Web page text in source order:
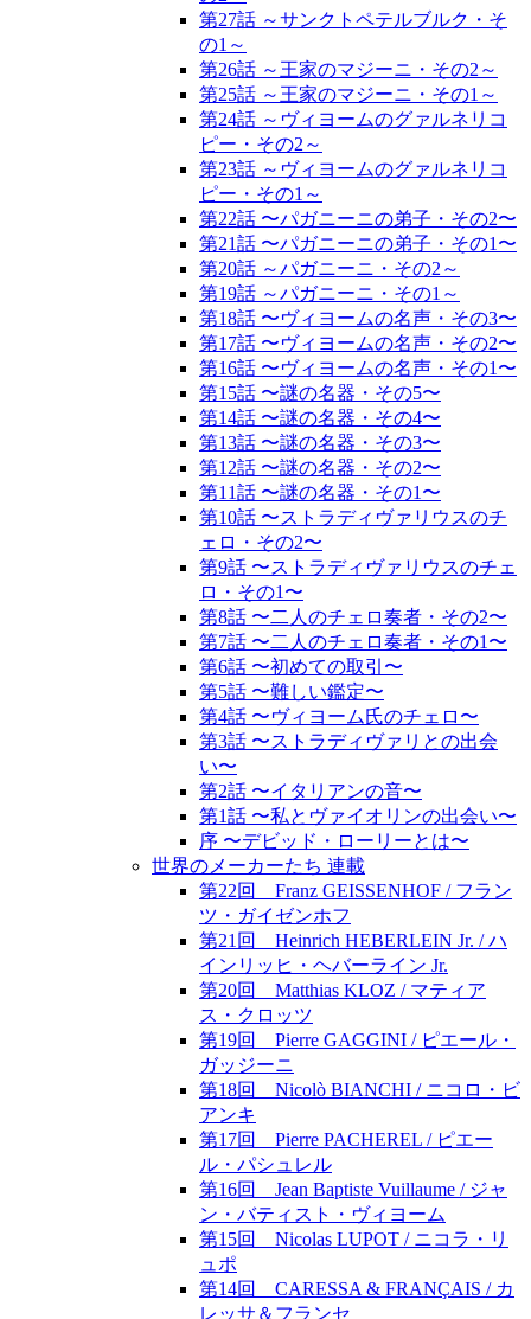
第27話 ～サンクトペテルブルク・そ
の1～
第26話 ～王家のマジーニ・その2～
第25話 ～王家のマジーニ・その1～
第24話 ～ヴィヨームのグァルネリコ
ピー・その2～
第23話 ～ヴィヨームのグァルネリコ
ピー・その1～
第22話 〜パガニーニの弟子・その2〜
第21話 〜パガニーニの弟子・その1〜
第20話 ～パガニーニ・その2～
第19話 ～パガニーニ・その1～
第18話 〜ヴィヨームの名声・その3〜
第17話 〜ヴィヨームの名声・その2〜
第16話 〜ヴィヨームの名声・その1〜
第15話 〜謎の名器・その5〜
第14話 〜謎の名器・その4〜
第13話 〜謎の名器・その3〜
第12話 〜謎の名器・その2〜
第11話 〜謎の名器・その1〜
第10話 〜ストラディヴァリウスのチ
ェロ・その2〜
第9話 〜ストラディヴァリウスのチェ
ロ・その1〜
第8話 〜二人のチェロ奏者・その2〜
第7話 〜二人のチェロ奏者・その1〜
第6話 〜初めての取引〜
第5話 〜難しい鑑定〜
第4話 〜ヴィヨーム氏のチェロ〜
第3話 〜ストラディヴァリとの出会
い〜
第2話 〜イタリアンの音〜
第1話 〜私とヴァイオリンの出会い〜
序 〜デビッド・ローリーとは〜
世界のメーカーたち 連載
第22回 Franz GEISSENHOF / フラン
ツ・ガイゼンホフ
第21回 Heinrich HEBERLEIN Jr. / ハ
インリッヒ・ヘバーライン Jr.
第20回 Matthias KLOZ / マティア
ス・クロッツ
第19回 Pierre GAGGINI / ピエール・
ガッジーニ
第18回 Nicolò BIANCHI / ニコロ・ビ
アンキ
第17回 Pierre PACHEREL / ピエー
ル・パシュレル
第16回 Jean Baptiste Vuillaume / ジャ
ン・バティスト・ヴィヨーム
第15回 Nicolas LUPOT / ニコラ・リ
ュポ
第14回 CARESSA & FRANÇAIS / カ
レッサ＆フランセ